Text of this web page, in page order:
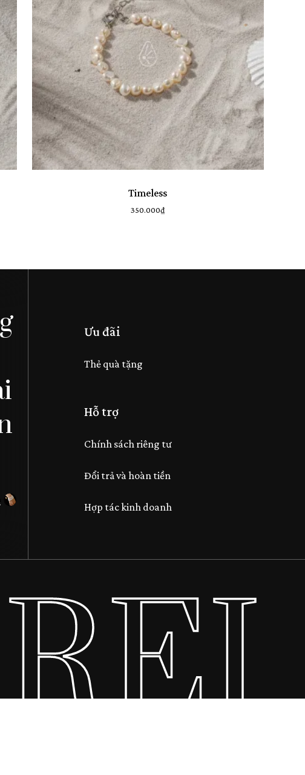
Chưa có
Timeless
350.000₫
Ưu đãi
Thẻ quà tặng
Hỗ trợ
Chính sách riêng tư
Đổi trả và hoàn tiền
Hợp tác kinh doanh
·